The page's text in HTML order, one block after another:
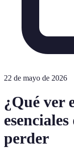
22 de mayo de 2026
¿Qué ver
perder